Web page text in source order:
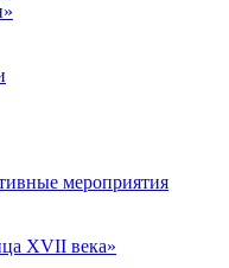
мероприятия
XVII века»